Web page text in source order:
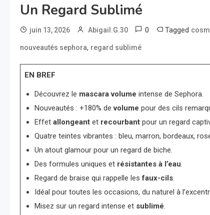
Un Regard Sublimé
juin 13, 2026 Abigail.G.30 0 Tagged
nouveautés sephora, regard sublimé
EN BREF
Découvrez le mascara volume intense de Sephora.
Nouveautés : +180% devolume pour des cils
Effet allongeantet recourbantpour un regard
Quatre teintes vibrantes : bleu, marron, bordeaux,
Un atout glamour pour un regard de biche.
Des formules uniques et résistantes à l’eau.
Regard de braise qui rappelle lesfaux-cils.
Idéal pour toutes les occasions, du naturel à
Misez sur un regard intense et sublimé.